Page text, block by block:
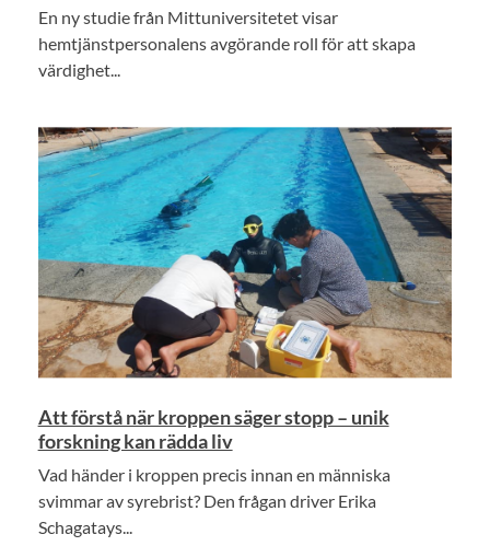
En ny studie från Mittuniversitetet visar
hemtjänstpersonalens avgörande roll för att skapa
värdighet...
Att förstå när kroppen säger stopp – unik
forskning kan rädda liv
Vad händer i kroppen precis innan en människa
svimmar av syrebrist? Den frågan driver Erika
Schagatays...